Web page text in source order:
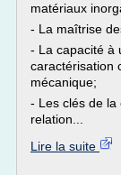
matériaux
- La maîtrise
- La capacité à
caractérisation
mécanique;
- Les clés de la
relation...
Lire la suite